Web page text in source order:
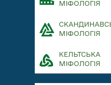
МІФОЛОГІЯ
МІФОЛОГІЯ
КЕЛЬТСЬКА
МІФОЛОГІЯ